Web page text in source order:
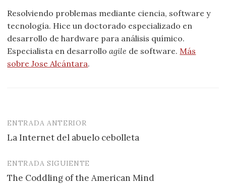
Resolviendo problemas mediante ciencia, software y
tecnología. Hice un doctorado especializado en
desarrollo de hardware para análisis químico.
Especialista en desarrolloagile de software. Más
sobre Jose Alcántara.
Navegación
de
entradas
ENTRADA ANTERIOR
La Internet del abuelo cebolleta
ENTRADA SIGUIENTE
The Coddling of the American Mind